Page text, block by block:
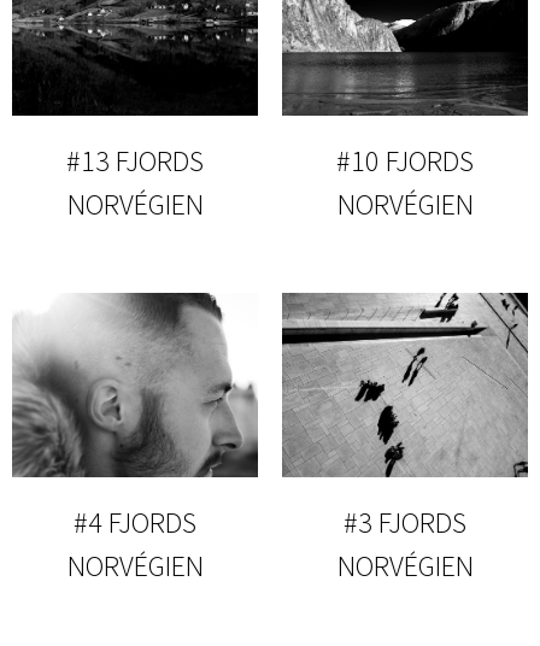
#13 FJORDS
NORVÉGIEN
#10 FJORDS
NORVÉGIEN
#4 FJORDS
NORVÉGIEN
#3 FJORDS
NORVÉGIEN